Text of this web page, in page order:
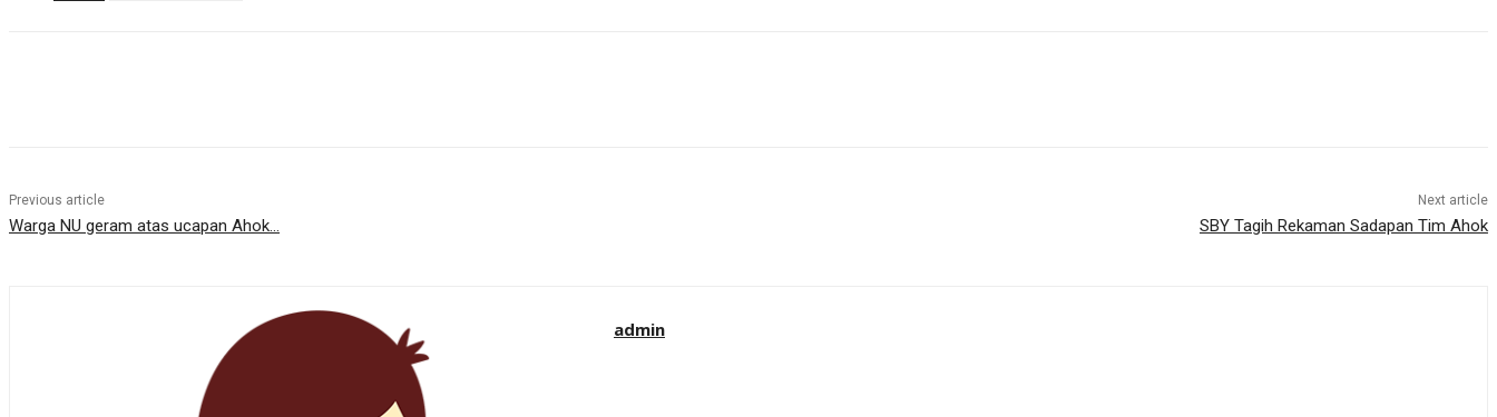
Previous article
Warga NU geram atas ucapan Ahok…
Next article
SBY Tagih Rekaman Sadapan Tim Ahok
admin